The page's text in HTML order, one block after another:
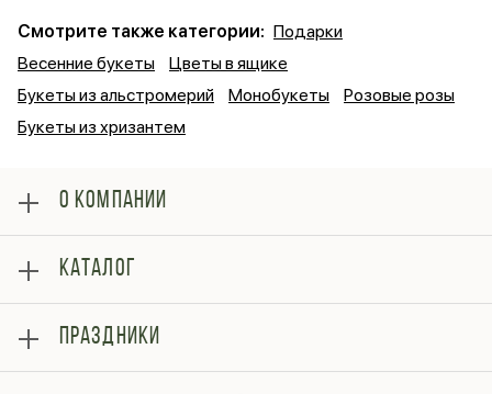
Смотрите также категории: Подарки
Весенние букеты
Цветы в ящике
Букеты из альстромерий
Монобукеты
Розовые розы
Букеты из хризантем
О КОМПАНИИ
Оплата
Отзывы
Блог
Гарантии
Контакты
КАТАЛОГ
Букеты
Композиции
ПРАЗДНИКИ